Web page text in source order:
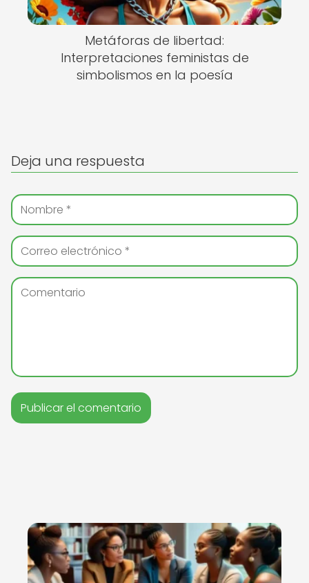
Metáforas de libertad:
Interpretaciones feministas de
simbolismos en la poesía
Deja una respuesta